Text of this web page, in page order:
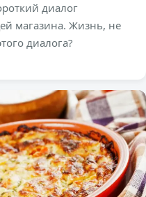
диалог
магазина. Жизнь, не
диалога?